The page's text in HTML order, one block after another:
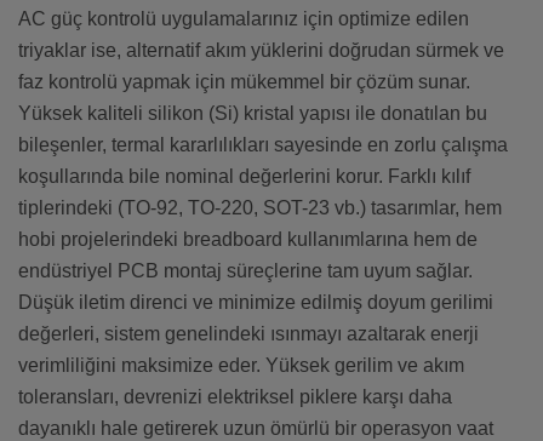
AC güç kontrolü uygulamalarınız için optimize edilen
triyaklar ise, alternatif akım yüklerini doğrudan sürmek ve
faz kontrolü yapmak için mükemmel bir çözüm sunar.
Yüksek kaliteli silikon (Si) kristal yapısı ile donatılan bu
bileşenler, termal kararlılıkları sayesinde en zorlu çalışma
koşullarında bile nominal değerlerini korur. Farklı kılıf
tiplerindeki (TO-92, TO-220, SOT-23 vb.) tasarımlar, hem
hobi projelerindeki breadboard kullanımlarına hem de
endüstriyel PCB montaj süreçlerine tam uyum sağlar.
Düşük iletim direnci ve minimize edilmiş doyum gerilimi
değerleri, sistem genelindeki ısınmayı azaltarak enerji
verimliliğini maksimize eder. Yüksek gerilim ve akım
toleransları, devrenizi elektriksel piklere karşı daha
dayanıklı hale getirerek uzun ömürlü bir operasyon vaat